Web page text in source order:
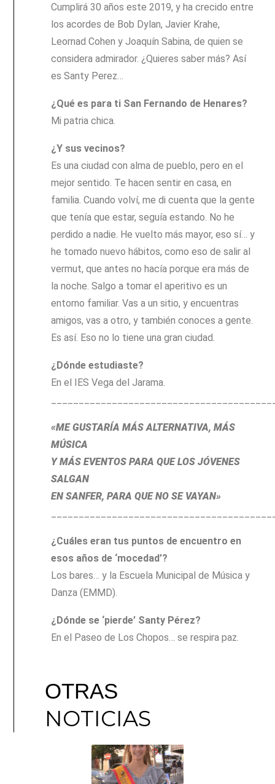
Cumplirá 30 años este 2019, y ha crecido entre
los acordes de Bob Dylan, Javier Krahe,
Leornad Cohen y Joaquín Sabina, de quien se
considera admirador. ¿Quieres saber más? Así
es Santy Perez…
¿Qué es para ti San Fernando de Henares?
Mi patria chica.
¿Y sus vecinos?
Es una ciudad con alma de pueblo, pero en el
mejor sentido. Te hacen sentir en casa, en
familia. Cuando volví, me di cuenta que la gente
que tenía que estar, seguía estando. No he
perdido a nadie. He vuelto más mayor, eso sí… y
he tomado nuevo hábitos, como eso de salir al
vermut, que antes no hacía porque era más de
la noche. Salgo a tomar el aperitivo es un
entorno familiar. Vas a un sitio, y encuentras
amigos, vas a otro, y también conoces a gente.
Es así. Eso no lo tiene una gran ciudad.
¿Dónde estudiaste?
En el IES Vega del Jarama.
«ME GUSTARÍA MÁS ALTERNATIVA, MÁS
MÚSICA
Y MÁS EVENTOS PARA QUE LOS JÓVENES
SALGAN
EN SANFER, PARA QUE NO SE VAYAN»
¿Cuáles eran tus puntos de encuentro en
esos años de ‘mocedad’?
Los bares… y la Escuela Municipal de Música y
Danza (EMMD).
¿Dónde se ‘pierde’ Santy Pérez?
En el Paseo de Los Chopos… se respira paz.
OTRAS
NOTICIAS